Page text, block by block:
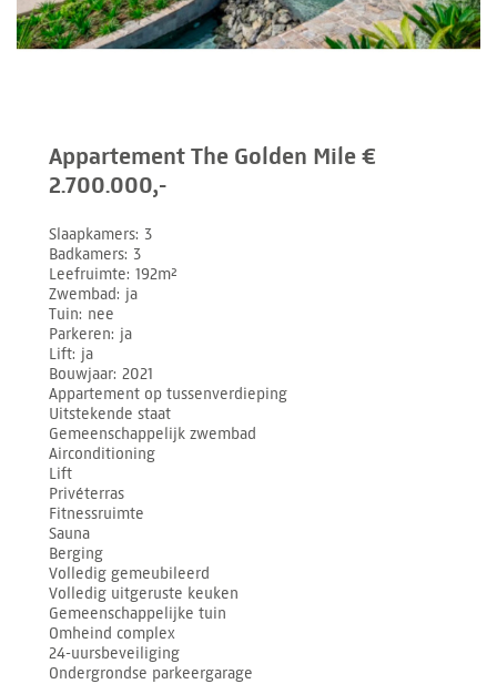
Appartement The Golden Mile €
2.700.000,-
Slaapkamers 3
Badkamers 3
Leefruimte 192m²
Zwembad ja
Tuin nee
Parkeren ja
Lift ja
Bouwjaar 2021
Appartement op tussenverdieping
Uitstekende staat
Gemeenschappelijk zwembad
Airconditioning
Lift
Privéterras
Fitnessruimte
Sauna
Berging
Volledig gemeubileerd
Volledig uitgeruste keuken
Gemeenschappelijke tuin
Omheind complex
24-uursbeveiliging
Ondergrondse parkeergarage